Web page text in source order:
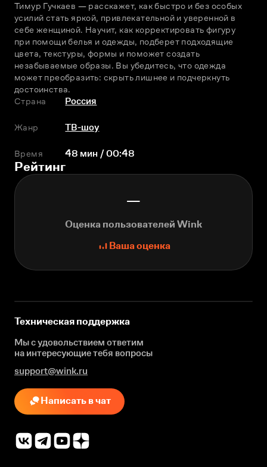
Тимур Гучкаев — расскажет, как быстро и без особых
усилий стать яркой, привлекательной и уверенной в
себе женщиной. Научит, как корректировать фигуру
при помощи белья и одежды, подберет подходящие
цвета, текстуры, формы и поможет создать
незабываемые образы. Вы убедитесь, что одежда
может преобразить: скрыть лишнее и подчеркнуть
достоинства.
Страна
Россия
Жанр ТВ-шоу
Время 48 мин / 00:48
Рейтинг
—
Оценка пользователей Wink
Ваша оценка
Техническая поддержка
Мы с удовольствием ответим
на интересующиетебя вопросы
support@wink.ru
Написать в чат